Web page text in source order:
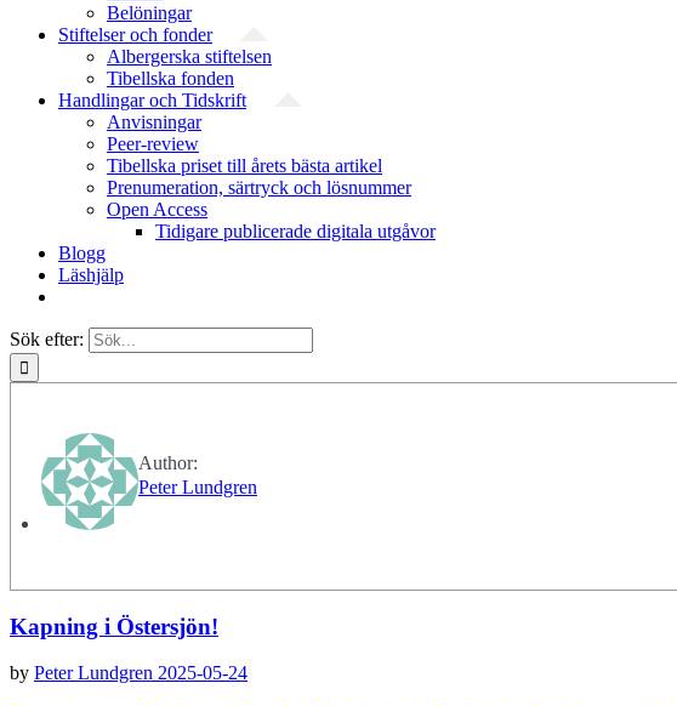
Belöningar
Stiftelser och fonder
Albergerska stiftelsen
Tibellska fonden
Handlingar och Tidskrift
Anvisningar
Peer-review
Tibellska priset till årets bästa artikel
Prenumeration, särtryck och lösnummer
Open Access
Tidigare publicerade digitala utgåvor
Blogg
Läshjälp
Sök efter:
Author:
Peter Lundgren
Kapning i Östersjön!
by Peter Lundgren 2025-05-24